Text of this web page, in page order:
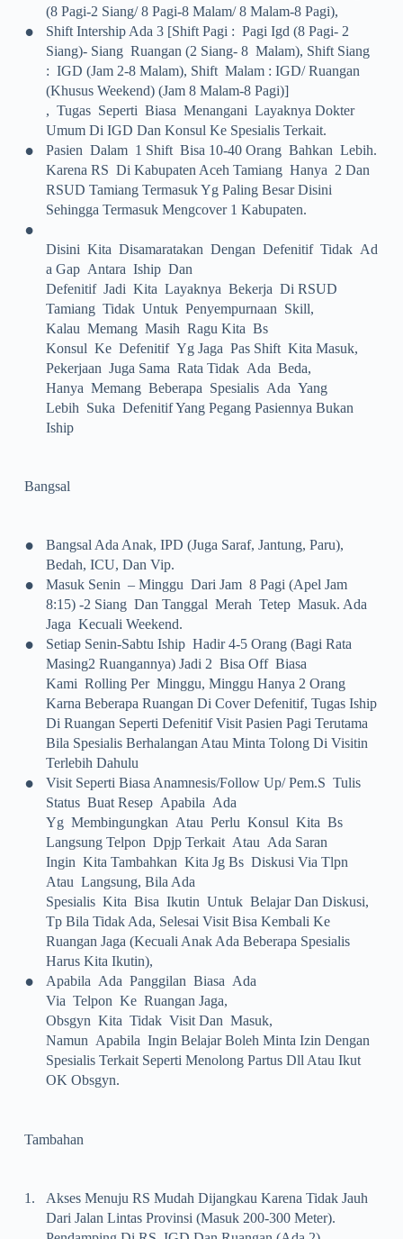
(8 Pagi-2 Siang/ 8 Pagi-8 Malam/ 8 Malam-8 Pagi),
•
Shift Intership Ada 3 [shift Pagi : Pagi Igd (8 Pagi- 2
Siang)- Siang Ruangan (2 Siang- 8 Malam), Shift Siang
: IGD (jam 2-8 Malam), Shift Malam : IGD/ Ruangan
(khusus Weekend) (jam 8 Malam-8 Pagi)]
, Tugas Seperti Biasa Menangani Layaknya Dokter
Umum Di IGD Dan Konsul Ke Spesialis Terkait.
•
Pasien Dalam 1 Shift Bisa 10-40 Orang Bahkan Lebih.
Karena RS Di Kabupaten Aceh Tamiang Hanya 2 Dan
RSUD Tamiang Termasuk Yg Paling Besar Disini
Sehingga Termasuk Mengcover 1 Kabupaten.
•
Disini Kita Disamaratakan Dengan Defenitif Tidak Ad
A Gap Antara Iship Dan
Defenitif Jadi Kita Layaknya Bekerja Di RSUD
Tamiang Tidak Untuk Penyempurnaan Skill,
Kalau Memang Masih Ragu Kita Bs
Konsul Ke Defenitif Yg Jaga Pas Shift Kita Masuk,
Pekerjaan Juga Sama Rata Tidak Ada Beda,
Hanya Memang Beberapa Spesialis Ada Yang
Lebih Suka Defenitif Yang Pegang Pasiennya Bukan
Iship
Bangsal
•
Bangsal Ada Anak, IPD (juga Saraf, Jantung, Paru),
Bedah, ICU, Dan Vip.
•
Masuk Senin – Minggu Dari Jam 8 Pagi (apel Jam
8:15) -2 Siang Dan Tanggal Merah Tetep Masuk. Ada
Jaga Kecuali Weekend.
•
Setiap Senin-Sabtu Iship Hadir 4-5 Orang (bagi Rata
Masing2 Ruangannya) Jadi 2 Bisa Off Biasa
Kami Rolling Per Minggu, Minggu Hanya 2 Orang
Karna Beberapa Ruangan Di Cover Defenitif, Tugas Iship
Di Ruangan Seperti Defenitif Visit Pasien Pagi Terutama
Bila Spesialis Berhalangan Atau Minta Tolong Di Visitin
Terlebih Dahulu
•
Visit Seperti Biasa Anamnesis/follow Up/ Pem.s Tulis
Status Buat Resep Apabila Ada
Yg Membingungkan Atau Perlu Konsul Kita Bs
Langsung Telpon Dpjp Terkait Atau Ada Saran
Ingin Kita Tambahkan Kita Jg Bs Diskusi Via Tlpn
Atau Langsung, Bila Ada
Spesialis Kita Bisa Ikutin Untuk Belajar Dan Diskusi,
Tp Bila Tidak Ada, Selesai Visit Bisa Kembali Ke
Ruangan Jaga (kecuali Anak Ada Beberapa Spesialis
Harus Kita Ikutin),
•
Apabila Ada Panggilan Biasa Ada
Via Telpon Ke Ruangan Jaga,
Obsgyn Kita Tidak Visit Dan Masuk,
Namun Apabila Ingin Belajar Boleh Minta Izin Dengan
Spesialis Terkait Seperti Menolong Partus Dll Atau Ikut
OK Obsgyn.
Tambahan
1.
Akses Menuju RS Mudah Dijangkau Karena Tidak Jauh
Dari Jalan Lintas Provinsi (masuk 200-300 Meter).